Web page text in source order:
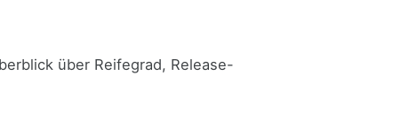
über Reifegrad, Release-